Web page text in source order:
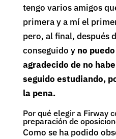
tengo varios amigos
primera y a mí el
pero, al final, después
conseguido y no
agradecido de no
seguido estudiando,
la pena.
Por qué elegir a Firway
preparación de
Como se ha podido